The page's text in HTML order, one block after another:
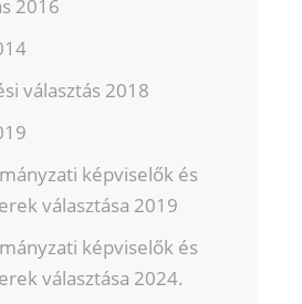
2016
választás 2018
képviselők és
választása 2019
képviselők és
választása 2024.